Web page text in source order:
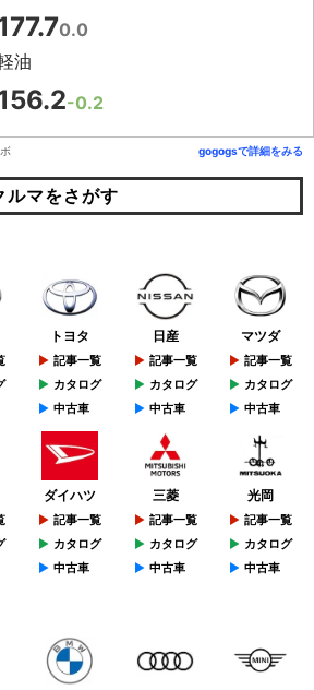
0.0
油
-0.2
gogogsで詳細をみる
ルマをさがす
トヨタ
記事一覧
カタログ
中古車
日産
記事一覧
カタログ
中古車
マツダ
記事一覧
カタログ
中古車
ダイハツ
記事一覧
カタログ
中古車
三菱
記事一覧
カタログ
中古車
光岡
記事一覧
カタログ
中古車